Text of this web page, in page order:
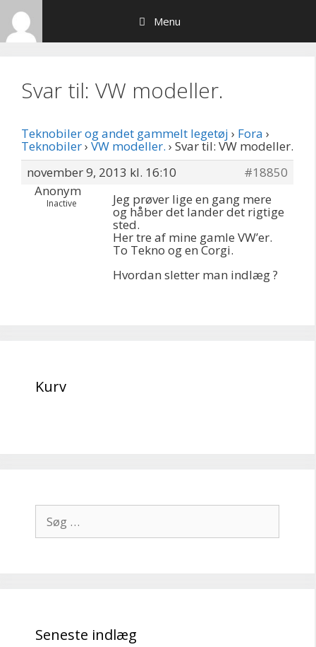
Hop
indhold
Menu
Svar til: VW modeller.
Teknobiler og andet gammelt legetøj › Fora ›
Teknobiler› VW modeller. › Svar til: VW modeller.
november 9, 2013 kl. 16:10
#18850
Anonym
Inactive Jeg prøver lige en gang mere
og håber det lander det rigtige
sted.
Her tre af mine gamle VW’er.
To Tekno og en Corgi.
Hvordan sletter man indlæg ?
Kurv
efter:
Seneste indlæg